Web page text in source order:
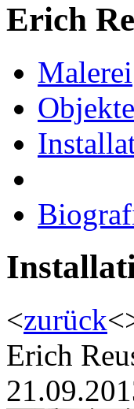
Erich
Malerei
Objekte
<zurück<
Erich